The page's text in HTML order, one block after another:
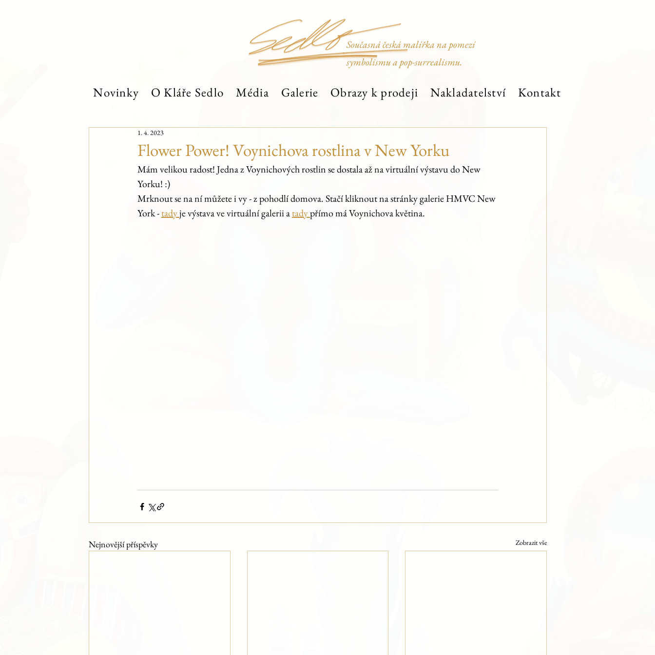
Současná česká malířka na pomezí
symbolismu a pop-surrealismu.
Novinky O Kláře Sedlo Média Galerie Obrazy k prodeji Nakladatelství Kontakt
Flower Power! Voynichova rostlina v New Yorku
1. 4. 2023
Mám velikou radost! Jedna z Voynichových rostlin se dostala až na virtuální výstavu do New
Yorku! :)
Mrknout se na ní můžete i vy - z pohodlí domova. Stačí kliknout na stránky galerie HMVC New
York - tady je výstava ve virtuální galerii a tady přímo má Voynichova květina.
Nejnovější příspěvky Zobrazit vše